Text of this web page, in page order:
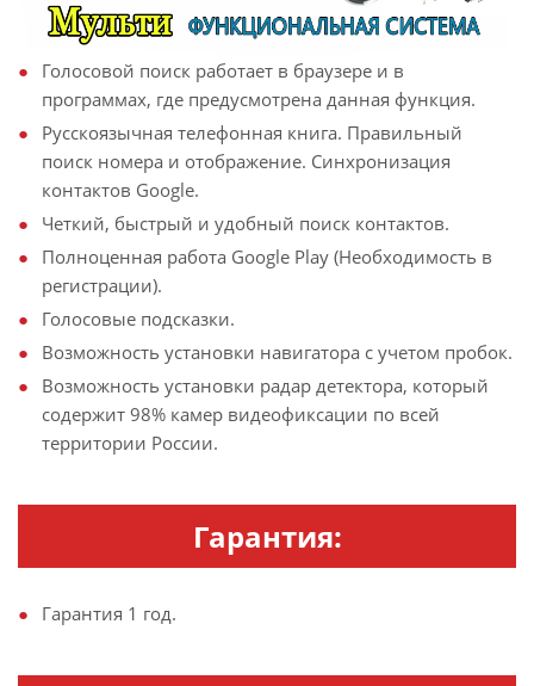
Голосовой поиск работает в браузере и в
программах, где предусмотрена данная функция.
Русскоязычная телефонная книга. Правильный
поиск номера и отображение. Синхронизация
контактов Google.
Четкий, быстрый и удобный поиск контактов.
Полноценная работа Google Play (Необходимость в
регистрации).
Голосовые подсказки.
Возможность установки навигатора с учетом пробок.
Возможность установки радар детектора, который
содержит 98% камер видеофиксации по всей
территории России.
Гарантия:
Гарантия 1 год.